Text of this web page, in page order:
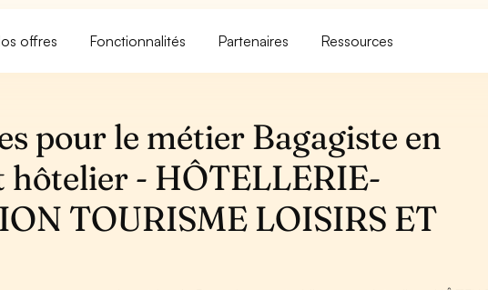
offres Fonctionnalités Partenaires Ressources
pour le métier Bagagiste en
hôtelier - HÔTELLERIE-
TOURISME LOISIRS ET